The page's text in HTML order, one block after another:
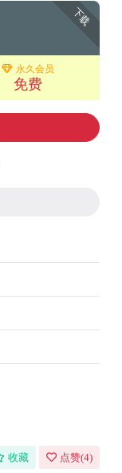
下载
永久会员
免费
收藏 点赞(4)